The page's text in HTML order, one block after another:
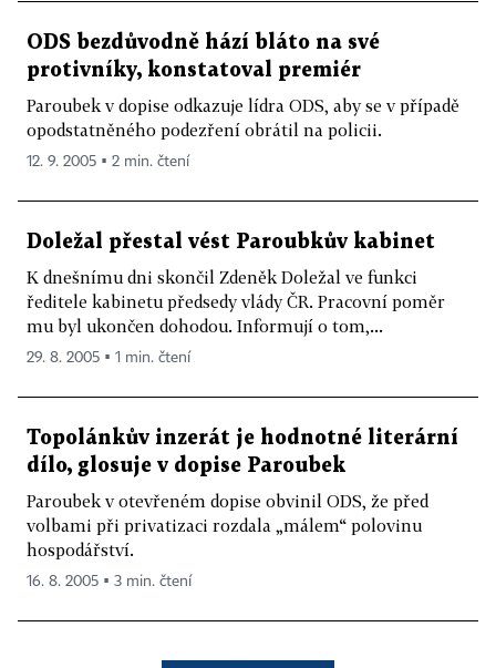
ODS bezdůvodně hází bláto na své
protivníky, konstatoval premiér
Paroubek v dopise odkazuje lídra ODS, aby se v případě
opodstatněného podezření obrátil na policii.
12. 9. 2005 ▪ 2 min. čtení
Doležal přestal vést Paroubkův kabinet
K dnešnímu dni skončil Zdeněk Doležal ve funkci
ředitele kabinetu předsedy vlády ČR. Pracovní poměr
mu byl ukončen dohodou. Informují o tom,...
29. 8. 2005 ▪ 1 min. čtení
Topolánkův inzerát je hodnotné literární
dílo, glosuje v dopise Paroubek
Paroubek v otevřeném dopise obvinil ODS, že před
volbami při privatizaci rozdala „málem“ polovinu
hospodářství.
16. 8. 2005 ▪ 3 min. čtení